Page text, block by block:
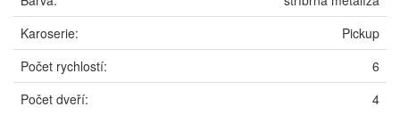
Karoserie:
Pickup
Počet rychlostí:
6
Počet dveří:
4